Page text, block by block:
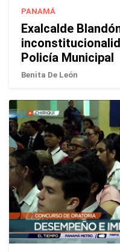
PANAMÁ
Exalcalde
Policía Municipal
Benita De León